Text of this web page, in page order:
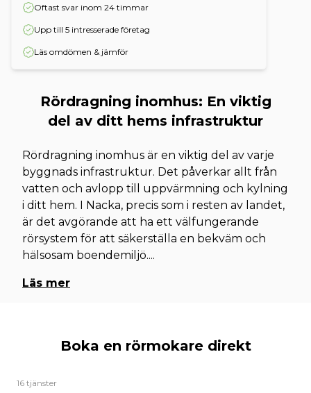
Oftast svar inom 24 timmar
Upp till 5 intresserade företag
Läs omdömen & jämför
Rördragning inomhus: En viktig
del av ditt hems infrastruktur
Rördragning inomhus är en viktig del av varje
byggnads infrastruktur. Det påverkar allt från
vatten och avlopp till uppvärmning och kylning
i ditt hem. I Nacka, precis som i resten av landet,
är det avgörande att ha ett välfungerande
rörsystem för att säkerställa en bekväm och
hälsosam boendemiljö....
Läs mer
Boka en rörmokare direkt
16 tjänster